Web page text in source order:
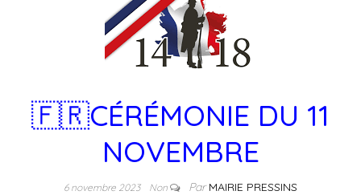
🇫🇷CÉRÉMONIE DU 11
NOVEMBRE
6 novembre 2023 Non ParMAIRIE PRESSINS